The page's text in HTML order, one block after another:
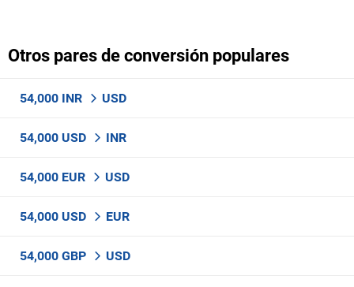
Otros pares de conversión populares
54,000 INR USD
54,000 USD INR
54,000 EUR USD
54,000 USD EUR
54,000 GBP USD